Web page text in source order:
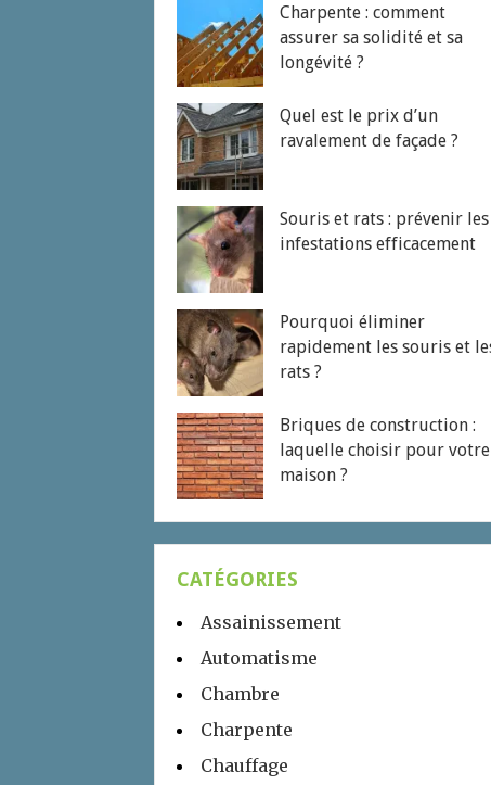
Charpente : comment
assurer sa solidité et sa
longévité ?
Quel est le prix d’un
ravalement de façade ?
Souris et rats : prévenir les
infestations efficacement
Pourquoi éliminer
rapidement les souris et
rats ?
Briques de construction :
laquelle choisir pour votre
maison ?
CATÉGORIES
Assainissement
Automatisme
Chambre
Charpente
Chauffage